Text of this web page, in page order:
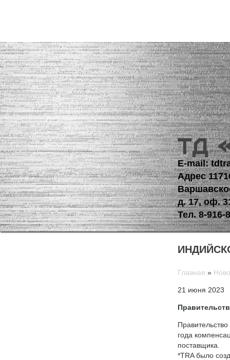
E-mail:
Адрес
д. 17, оф.
Тел.8-916-
Главная »
21 июня 2023
года
поставщика.
*TRA было